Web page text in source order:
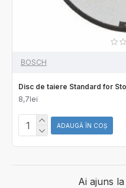
BOSCH
Disc de taiere Standard for
8,7lei
ADAUGĂ ÎN COŞ
Ai ajuns